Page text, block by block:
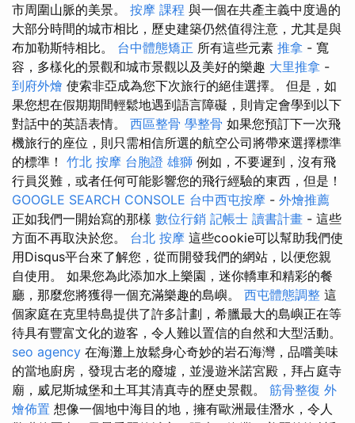
市周圍山脈的美景。 按摩 課程 與一個在共產主義中度過的
大部分時間的城市相比，歷史建築仍然值得注意，尤其是與
布加勒斯特相比。 台中體態矯正 所有這些元素 推拿 - 寬
容，多樣化的景觀和城市景觀以及美好的樂趣 大里推拿 -
到府外燴 使索非亞成為您下次旅行的絕佳選擇。 但是，如
果您想在假期期間輕鬆地遇到語言障礙，則肯定會學到以下
對話中的英語表情。 西區整骨 學整骨 如果您預訂下一次飛
機旅行的座位，則只需相信所選的航空公司將帶來選擇標準
的標準！ 竹北 按摩 台胞證 雄獅 例如，不要遲到，沒有飛
行員災難，或者任何可能影響您的飛行經驗的東西，但是！
GOOGLE SEARCH CONSOLE 台中西屯按摩 - 外燴推薦
正如我們一開始寫的那樣 數位行銷 記帳士 讀書計畫 - 這些
方面不再取決於您。 台北 按摩 這些cookie可以幫助我們使
用Disqus平台來了解您，從而開發我們的網站，以便您親
自使用。 如果您為此添加水上樂園，迷你轎車和精彩的餐
廳，那麼您將獲得一個充滿樂趣的島嶼。 西屯體態調整 這
個家庭在克里特島提供了許多計劃，希臘最大的島嶼正在等
待具有豐富文化的遊客，令人難以置信的自然和大型活動。
seo agency 在海灘上放鬆身心奇妙的岩石海灣，品嚐美味
的當地廚房，發現古老的廢墟，並漫遊米諾宮殿，拜占庭寺
廟，威尼斯城堡和土耳其清真寺的歷史景觀。 筋骨整復 外
燴佈置 想像一個地中海目的地，擁有歐洲最佳潛水，令人